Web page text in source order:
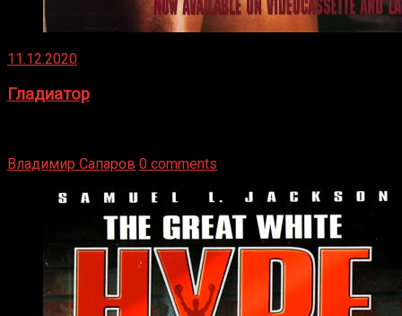
11.12.2020
Гладиатор
Владимир Сапаров 0 comments